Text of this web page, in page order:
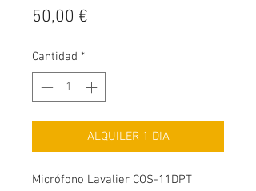
50,00 €
Cantidad *
ALQUILER 1 DIA
Micrófono Lavalier COS-11DPT